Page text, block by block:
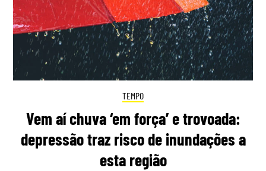
TEMPO
Vem aí chuva ‘em força’ e trovoada:
depressão traz risco de inundações a
esta região